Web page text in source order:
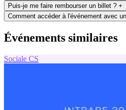
Puis-je me faire rembourser un billet ? +
Comment accéder à l'événement avec
Événements similaires
Sociale CS